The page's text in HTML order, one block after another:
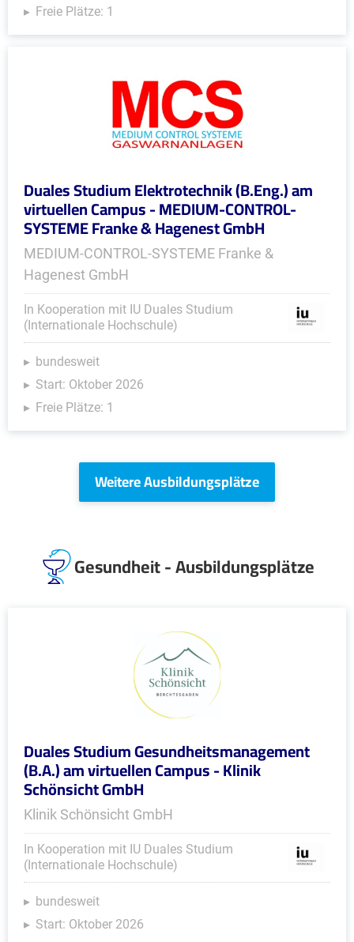
Freie Plätze: 1
Duales Studium Elektrotechnik (B.Eng.) am
virtuellen Campus - MEDIUM-CONTROL-
SYSTEME Franke & Hagenest GmbH
MEDIUM-CONTROL-SYSTEME Franke &
Hagenest GmbH
In Kooperation mit IU Duales Studium
(Internationale Hochschule)
bundesweit
Start: Oktober 2026
Freie Plätze: 1
Weitere Ausbildungsplätze
Gesundheit - Ausbildungsplätze
Duales Studium Gesundheitsmanagement
(B.A.) am virtuellen Campus - Klinik
Schönsicht GmbH
Klinik Schönsicht GmbH
In Kooperation mit IU Duales Studium
(Internationale Hochschule)
bundesweit
Start: Oktober 2026